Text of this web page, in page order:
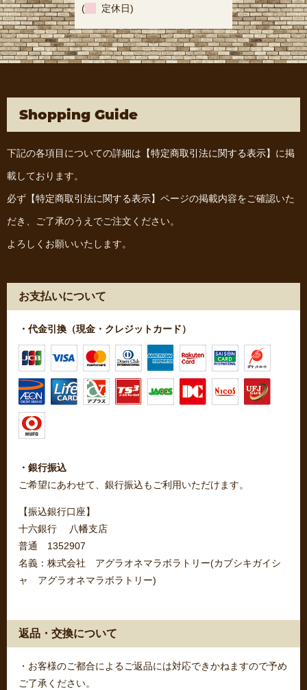
( 定休日)
Shopping Guide
下記の各項目についての詳細は 【特定商取引法に関する表示】 に掲
載しております。
必ず 【特定商取引法に関する表示】 ページの掲載内容をご確認いた
だき、ご了承のうえでご注文ください。
よろしくお願いいたします。
お支払いについて
・代金引換（現金・クレジットカード）
・銀行振込
ご希望にあわせて、銀行振込もご利用いただけます。
【振込銀行口座】
十六銀行 八幡支店
普通 1352907
名義：株式会社 アグラオネマラボラトリー(カブシキガイシ
ャ アグラオネマラボラトリー)
返品・交換について
・お客様のご都合によるご返品には対応できかねますので予め
ご了承ください。